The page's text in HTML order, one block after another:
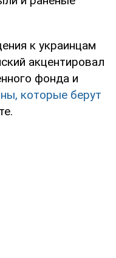
к украинцам
акцентировал
фонда и
которые берут